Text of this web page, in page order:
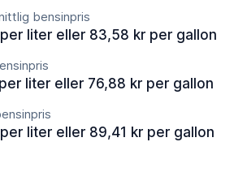
bensinpris
liter eller 83,58 kr per gallon
liter eller 76,88 kr per gallon
liter eller 89,41 kr per gallon